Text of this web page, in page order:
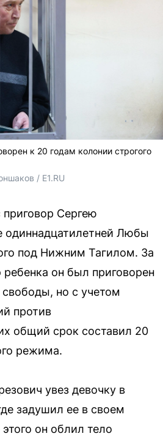
к 20 годам колонии строгого
/ E1.RU
Сергею
одиннадцатилетней Любы
под Нижним Тагилом. За
он был приговорен
но с учетом
против
общий срок составил 20
режима.
увез девочку в
задушил ее в своем
он облил тело